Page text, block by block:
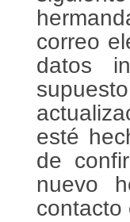
correo
datos
esté
de
nuevo
contacto